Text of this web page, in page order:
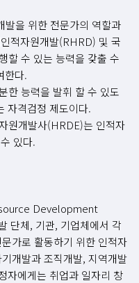
발을 위한 전문가의 역할과
적자원개발(RHRD) 및 국
할 수 있는 능력을 갖출 수
한다.
한 능력을 발휘 할 수 있도
자격검정 제도이다.
원개발사(HRDE)는 인적자
있다.
Development
단체, 기관, 기업체에서 각
가로 활동하기 위한 인적자
개발과 조직개발, 지역개발
자에게는 취업과 일자리 창